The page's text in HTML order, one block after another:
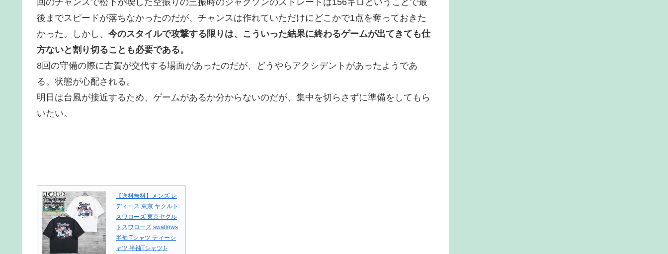
回のチャンスで松下が喫した空振りの三振時のジャクソンのストレートは156キロということで最
後までスピードが落ちなかったのだが、チャンスは作れていただけにどこかで1点を奪っておきた
かった。しかし、 今のスタイルで攻撃する限りは、こういった結果に終わるゲームが出てきても仕
方ないと割り切ることも必要である。
8回の守備の際に古賀が交代する場面があったのだが、どうやらアクシデントがあったようであ
る。状態が心配される。
明日は台風が接近するため、ゲームがあるか分からないのだが、集中を切らさずに準備をしてもら
いたい。
【送料無料】メンズ レ
ディース 東京 ヤクルト
スワローズ 東京ヤクル
トスワローズ swallows
半袖 Tシャツ ティーシ
ャツ 半袖Tシャツ t-